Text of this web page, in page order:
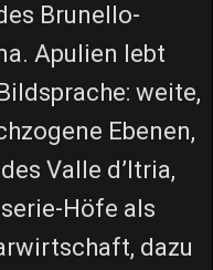
Brunello-
Apulien lebt
weite,
Ebenen,
Valle d’Itria,
Höfe als
dazu